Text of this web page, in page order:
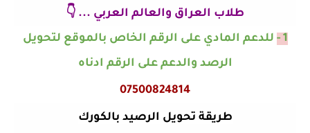
طلاب العراق والعالم العربي ... 👇
1 -
للدعم المادي على الرقم الخاص بالموقع لتحويل
الرصد والدعم على الرقم ادناه
07500824814
طريقة تحويل الرصيد بالكورك